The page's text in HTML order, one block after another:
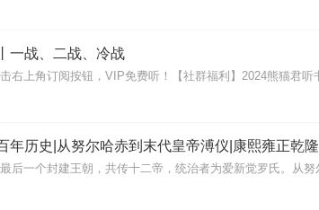
一战、二战、冷战
年历史|从努尔哈赤到末代皇帝溥仪|康熙雍正乾隆